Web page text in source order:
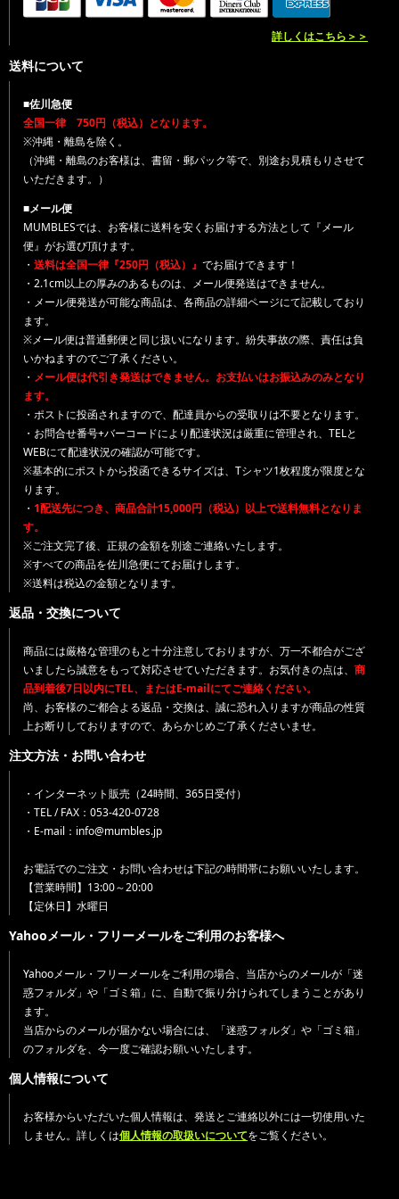
詳しくはこちら＞＞
送料について
■佐川急便
全国一律 750円（税込）となります。
※沖縄・離島を除く。
（沖縄・離島のお客様は、書留・郵パック等で、別途お見積もりさせて
いただきます。）
■メール便
MUMBLESでは、お客様に送料を安くお届けする方法として『メール
便』がお選び頂けます。
・ 送料は全国一律『250円（税込）』 でお届けできます！
・2.1cm以上の厚みのあるものは、メール便発送はできません。
・メール便発送が可能な商品は、各商品の詳細ページにて記載しており
ます。
※メール便は普通郵便と同じ扱いになります。紛失事故の際、責任は負
いかねますのでご了承ください。
・ メール便は代引き発送はできません。お支払いはお振込みのみとなり
ます。
・ポストに投函されますので、配達員からの受取りは不要となります。
・お問合せ番号+バーコードにより配達状況は厳重に管理され、TELと
WEBにて配達状況の確認が可能です。
※基本的にポストから投函できるサイズは、Tシャツ1枚程度が限度とな
ります。
・ 1配送先につき、商品合計15,000円（税込）以上で送料無料となりま
す。
※ご注文完了後、正規の金額を別途ご連絡いたします。
※すべての商品を佐川急便にてお届けします。
※送料は税込の金額となります。
返品・交換について
商品には厳格な管理のもと十分注意しておりますが、万一不都合がござ
いましたら誠意をもって対応させていただきます。お気付きの点は、 商
品到着後7日以内にTEL、またはE-mailにてご連絡ください。
尚、お客様のご都合よる返品・交換は、誠に恐れ入りますが商品の性質
上お断りしておりますので、あらかじめご了承くださいませ。
注文方法・お問い合わせ
・インターネット販売（24時間、365日受付）
・TEL / FAX：053-420-0728
・E-mail：info@mumbles.jp
お電話でのご注文・お問い合わせは下記の時間帯にお願いいたします。
【営業時間】13:00～20:00
【定休日】水曜日
Yahooメール・フリーメールをご利用のお客様へ
Yahooメール・フリーメールをご利用の場合、当店からのメールが「迷
惑フォルダ」や「ゴミ箱」に、自動で振り分けられてしまうことがあり
ます。
当店からのメールが届かない場合には、「迷惑フォルダ」や「ゴミ箱」
のフォルダを、今一度ご確認お願いいたします。
個人情報について
お客様からいただいた個人情報は、発送とご連絡以外には一切使用いた
しません。詳しくは個人情報の取扱いについてをご覧ください。